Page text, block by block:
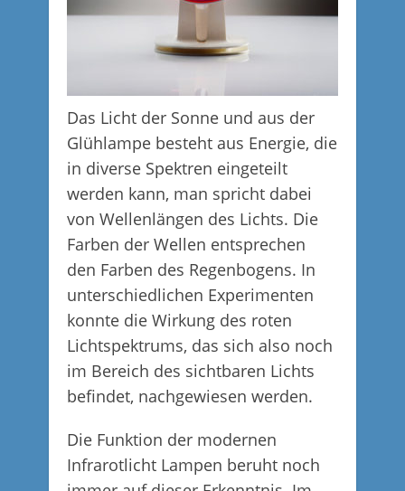
Das Licht der Sonne und aus der
Glühlampe besteht aus Energie, die
in diverse Spektren eingeteilt
werden kann, man spricht dabei
von Wellenlängen des Lichts. Die
Farben der Wellen entsprechen
den Farben des Regenbogens. In
unterschiedlichen Experimenten
konnte die Wirkung des roten
Lichtspektrums, das sich also noch
im Bereich des sichtbaren Lichts
befindet, nachgewiesen werden.
Die Funktion der modernen
Infrarotlicht Lampen beruht noch